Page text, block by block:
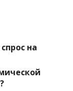
на